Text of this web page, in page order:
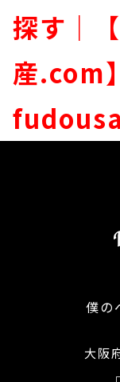
探す｜
産.com
僕の
大阪